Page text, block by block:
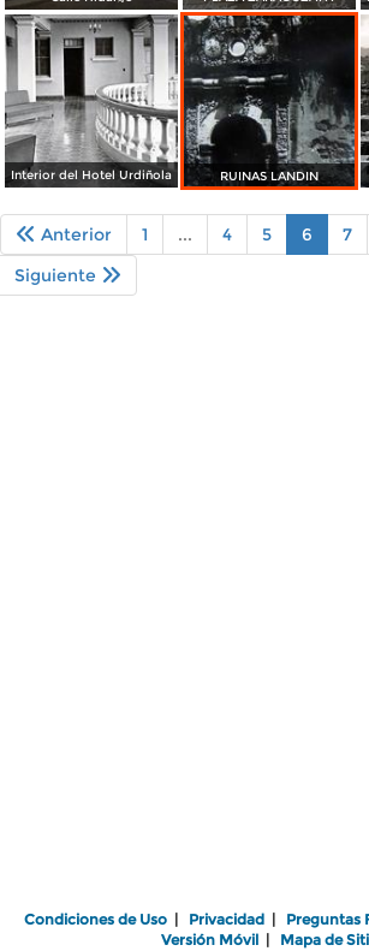
Interior del Hotel Urdiñola RUINAS LANDIN
Anterior 1 ... 4 5 6 7
Siguiente
Condiciones de Uso | Privacidad | Preguntas
Versión Móvil| Mapa de